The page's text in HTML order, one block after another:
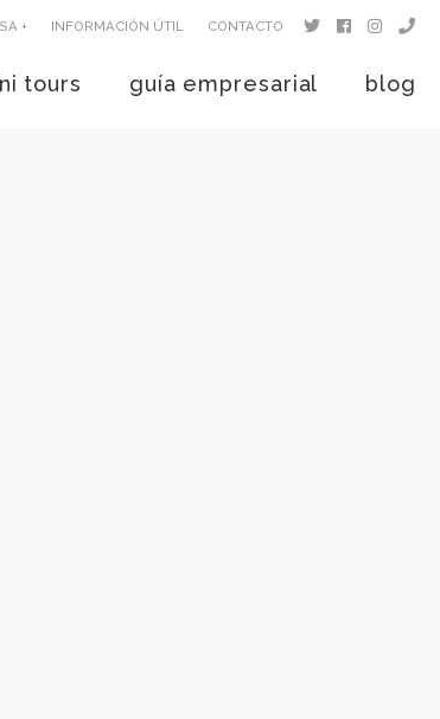
+ INFORMACIÓN ÚTIL CONTACTO
tours guía empresarial blog